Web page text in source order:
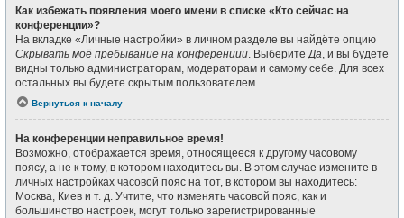
Как избежать появления моего имени в списке «Кто сейчас на
конференции»?
На вкладке «Личные настройки» в личном разделе вы найдёте опцию
Скрывать моё пребывание на конференции. ВыберитеДа, и вы будете
видны только администраторам, модераторам и самому себе. Для всех
остальных вы будете скрытым пользователем.
Вернуться к началу
На конференции неправильное время!
Возможно, отображается время, относящееся к другому часовому
поясу, а не к тому, в котором находитесь вы. В этом случае измените в
личных настройках часовой пояс на тот, в котором вы находитесь:
Москва, Киев и т. д. Учтите, что изменять часовой пояс, как и
большинство настроек, могут только зарегистрированные